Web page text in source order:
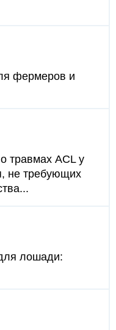
фермеров и
травмах ACL у
не требующих
лошади: